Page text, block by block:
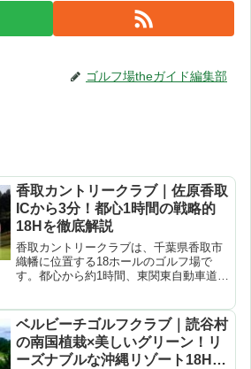
ゴルフ場theガイド編集部
香取カントリークラブ｜佐原香取
ICから3分！都心1時間の戦略的
18Hを徹底解説
香取カントリークラブは、千葉県香取市
織幡に位置する18ホールのゴルフ場で
す。都心から約1時間、東関東自動車道・
ルで、120ヤード・10打席の練習場やバ
ンカー・アプ...
ベルビーチゴルフクラブ｜読谷村
の南国植栽×美しいグリーン！リ
ーズナブルな沖縄リゾート18Hを